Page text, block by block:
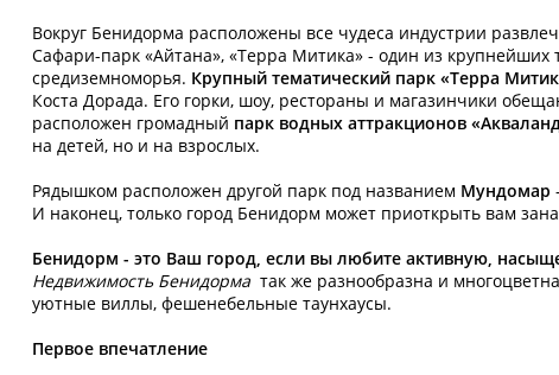
Вокруг Бенидорма расположены все чудеса индустрии
Сафари-парк «Айтана», «Терра Митика» - один из
средиземноморья. Крупный тематический парк «Терра
Коста Дорада. Его горки, шоу, рестораны и магазинчики
расположен громадный парк водных аттракционов
на детей, но и на взрослых.
Рядышком расположен другой парк под названием Мундомар
И наконец, только город Бенидорм может приоткрыть вам
Бенидорм - это Ваш город, если вы любите активную,
Недвижимость Бенидорма так же разнообразна и
уютные виллы, фешенебельные таунхаусы.
Первое впечатление